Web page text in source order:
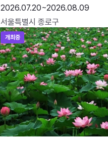
2026.07.20~2026.08.09
서울특별시 종로구
개최중